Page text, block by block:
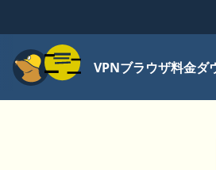
ニュー
VPNブラウザ料金ダ